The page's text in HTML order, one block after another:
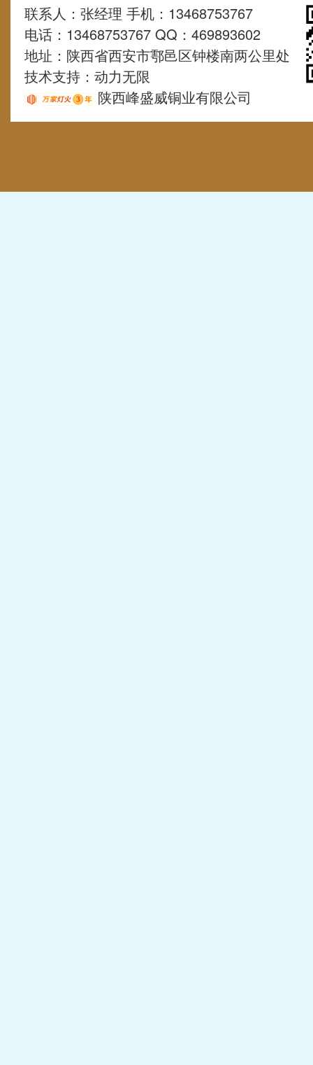
联系人：张经理 手机：13468753767
电话：13468753767 QQ：469893602
地址：陕西省西安市鄠邑区钟楼南两公里处
技术支持： 动力无限
陕西峰盛威铜业有限公司